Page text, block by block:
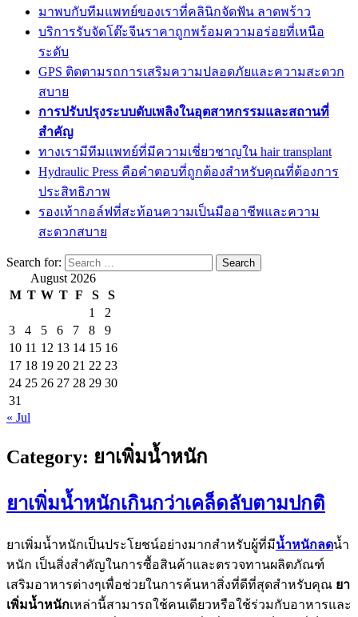
มาพบกับทีมแพทย์ของเราที่คลินิกจัดฟัน ลาดพร้าว
บริการรับจัดโต๊ะจีนราคาถูกพร้อมความอร่อยที่เหนือ
ระดับ
GPS ติดตามรถการเสริมความปลอดภัยและความสะดวก
สบาย
การปรับปรุงระบบดับเพลิงในอุตสาหกรรมและสถานที่
สำคัญ
ทางเรามีทีมแพทย์ที่มีความเชี่ยวชาญใน hair transplant
Hydraulic Press คือคำตอบที่ถูกต้องสำหรับคุณที่ต้องการ
ประสิทธิภาพ
รองเท้ากอล์ฟที่สะท้อนความเป็นมืออาชีพและความ
สะดวกสบาย
Search for:
August 2026
M T W T F S
S
1
2
3
4 5 6 7 8
9
10 11 12 13 14 15 16
17 18 19 20 21 22 23
24 25 26 27 28 29 30
31
« Jul
Category: ยาเพิ่มน้ำหนัก
ยาเพิ่มน้ำหนักเกินกว่าเคล็ดลับตามปกติ
ยาเพิ่มน้ำหนักเป็นประโยชน์อย่างมากสำหรับผู้ที่มีน้ำหนักลดน้ำ
หนัก เป็นสิ่งสำคัญในการซื้อสินค้าและตรวจทานผลิตภัณฑ์
เสริมอาหารต่างๆเพื่อช่วยในการค้นหาสิ่งที่ดีที่สุดสำหรับคุณ ยา
เพิ่มน้ำหนักเหล่านี้สามารถใช้คนเดียวหรือใช้ร่วมกับอาหารและ